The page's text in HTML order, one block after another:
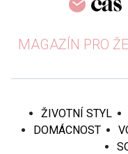
MAGAZÍN PRO
ŽIVOTNÍ STYL
DOMÁCNOST